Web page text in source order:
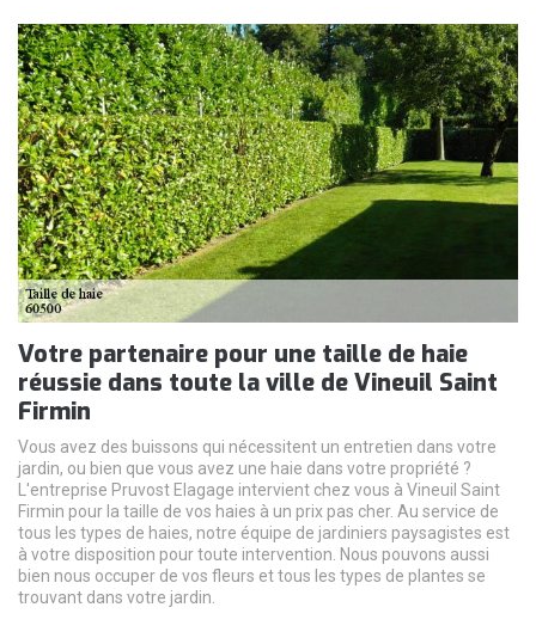
Votre partenaire pour une taille de haie
réussie dans toute la ville de Vineuil Saint
Firmin
Vous avez des buissons qui nécessitent un entretien dans votre
jardin, ou bien que vous avez une haie dans votre propriété ?
L'entreprise Pruvost Elagage intervient chez vous à Vineuil Saint
Firmin pour la taille de vos haies à un prix pas cher. Au service de
tous les types de haies, notre équipe de jardiniers paysagistes est
à votre disposition pour toute intervention. Nous pouvons aussi
bien nous occuper de vos fleurs et tous les types de plantes se
trouvant dans votre jardin.